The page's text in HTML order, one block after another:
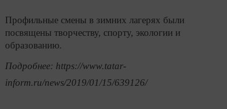
Профильные смены в зимних лагерях были
посвящены творчеству, спорту, экологии и
образованию.
Подробнее: https://www.tatar-
inform.ru/news/2019/01/15/639126/